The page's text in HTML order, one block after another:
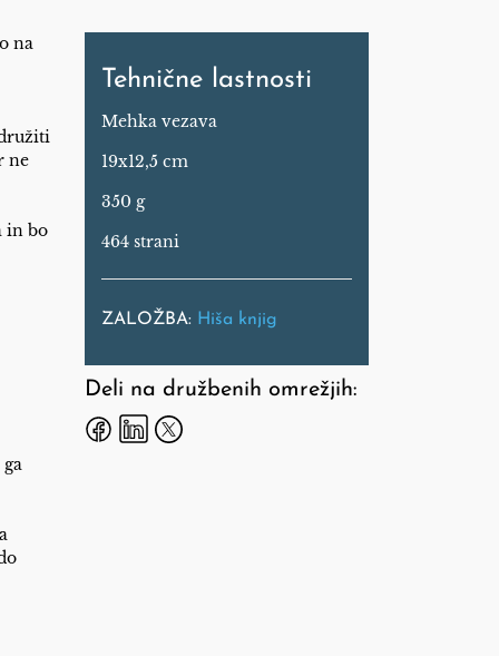
na
ne
in bo
Tehnične lastnosti
Mehka vezava
19x12,5 cm
350 g
464 strani
ZALOŽBA: Hiša knjig
Deli na družbenih omrežjih: